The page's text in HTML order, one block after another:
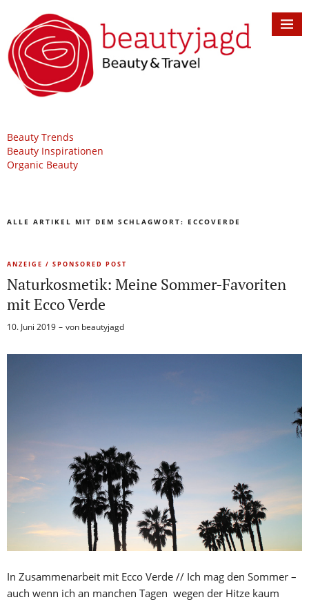
Beauty Trends
Beauty Inspirationen
Organic Beauty
ALLE ARTIKEL MIT DEM SCHLAGWORT: ECCOVERDE
ANZEIGE / SPONSORED POST
Naturkosmetik: Meine Sommer-Favoriten
mit Ecco Verde
10. Juni 2019 von beautyjagd
In Zusammenarbeit mit Ecco Verde // Ich mag den Sommer –
auch wenn ich an manchen Tagen wegen der Hitze kaum